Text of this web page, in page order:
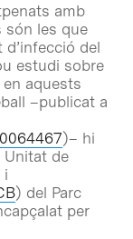
amb
són les que
del
estudi sobre
aquests
–publicat a
)– hi
Unitat de
i
) del Parc
per